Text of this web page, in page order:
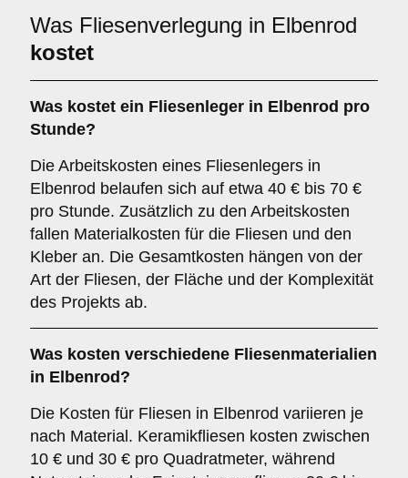
Was Fliesenverlegung in Elbenrod
kostet
Was kostet ein Fliesenleger in Elbenrod pro
Stunde?
Die Arbeitskosten eines Fliesenlegers in
Elbenrod belaufen sich auf etwa 40 € bis 70 €
pro Stunde. Zusätzlich zu den Arbeitskosten
fallen Materialkosten für die Fliesen und den
Kleber an. Die Gesamtkosten hängen von der
Art der Fliesen, der Fläche und der Komplexität
des Projekts ab.
Was kosten verschiedene Fliesenmaterialien
in Elbenrod?
Die Kosten für Fliesen in Elbenrod variieren je
nach Material. Keramikfliesen kosten zwischen
10 € und 30 € pro Quadratmeter, während